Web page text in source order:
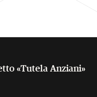
«Tutela Anziani»